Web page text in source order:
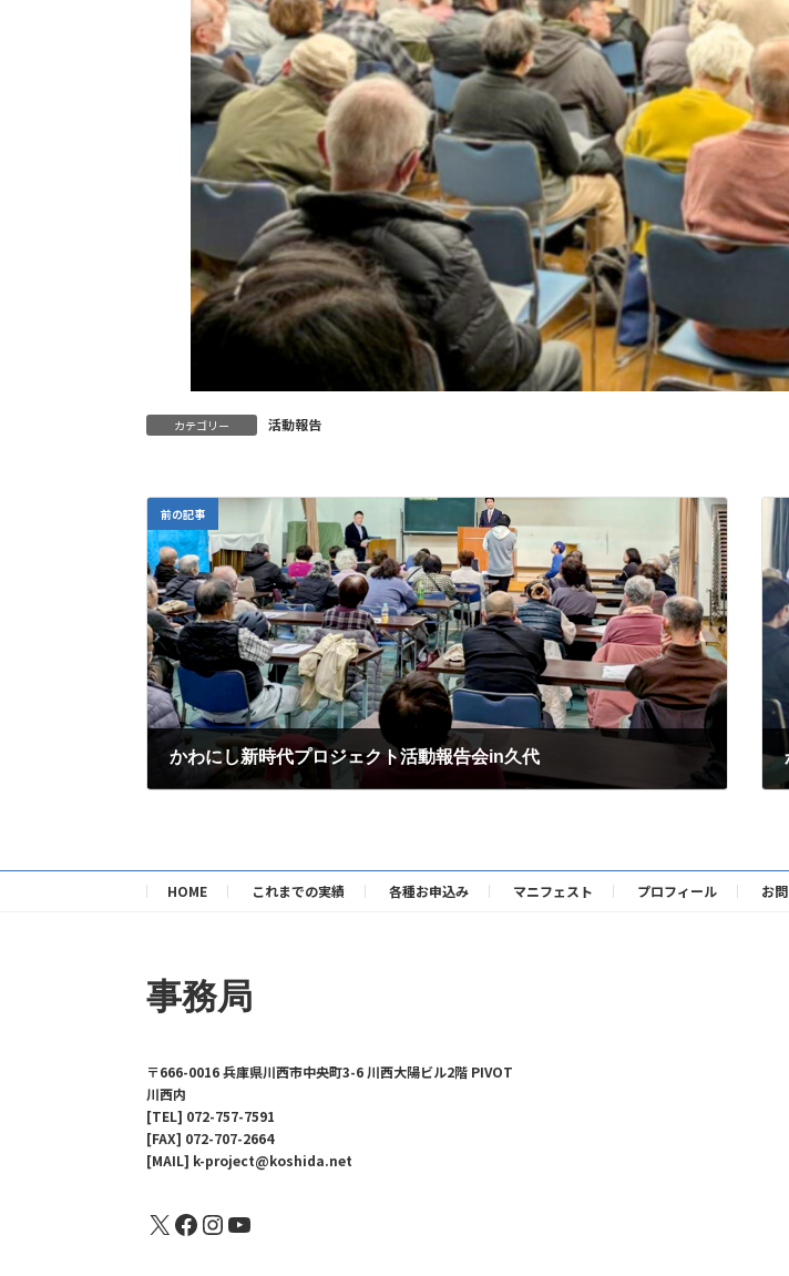
カテゴリー 活動報告
前の記事
かわにし新時代プロジェクト活動報告会in久代
HOME これまでの実績 各種お申込み マニフェスト プロフィール お
事務局
〒666-0016 兵庫県川西市中央町3-6 川西大陽ビル2階 PIVOT
川西内
[TEL] 072-757-7591
[FAX] 072-707-2664
[MAIL] k-project@koshida.net
X Facebook
Instagram
YouTube